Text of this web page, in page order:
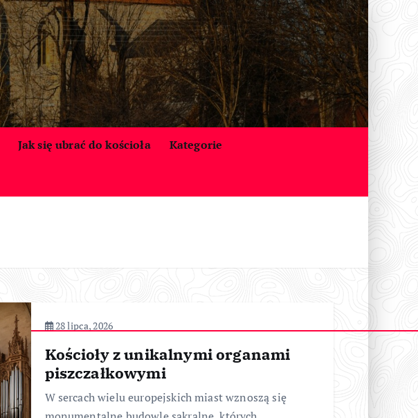
Jak się ubrać do kościoła Kategorie
28 lipca, 2026
Kościoły z unikalnymi organami
piszczałkowymi
W sercach wielu europejskich miast wznoszą się